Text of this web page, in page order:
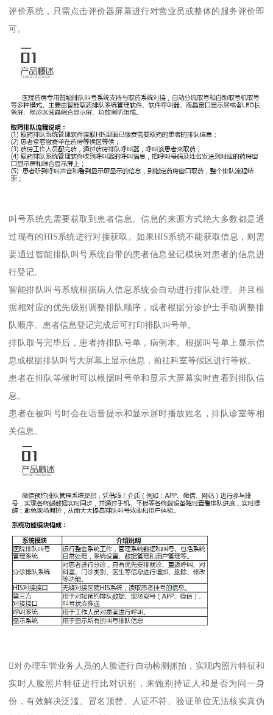
评价系统，只需点击评价器屏幕进行对营业员或整体的服务评价即
可。
叫号系统先需要获取到患者信息。信息的来源方式绝大多数都是通
过现有的HIS系统进行对接获取。如果HIS系统不能获取信息，则需
要通过智能排队叫号系统自带的患者信息登记模块对患者的信息进
行登记。
智能排队叫号系统根据病人信息系统会自动进行排队处理。并且根
据相对应的优先级别调整排队顺序，或者根据分诊护士手动调整排
队顺序。患者信息登记完成后可打印排队叫号单。
排队取号完毕后，患者持排队号单，病例本。根据叫号单上显示信
息或根据排队叫号大屏幕上显示信息，前往科室等候区进行等候。
患者在排队等候时可以根据叫号单和显示大屏幕实时查看到排队信
息。
患者在被叫号时会在语音提示和显示屏时播放姓名，排队诊室等相
关信息。
对办理车管业务人员的人脸进行自动检测抓拍，实现内照片特征和
实时人脸照片特征进行比对识别，来甄别持证人和是否为同一身
份，有效解决泛滥、冒名顶替、人证不符、验证单位无法核实真伪